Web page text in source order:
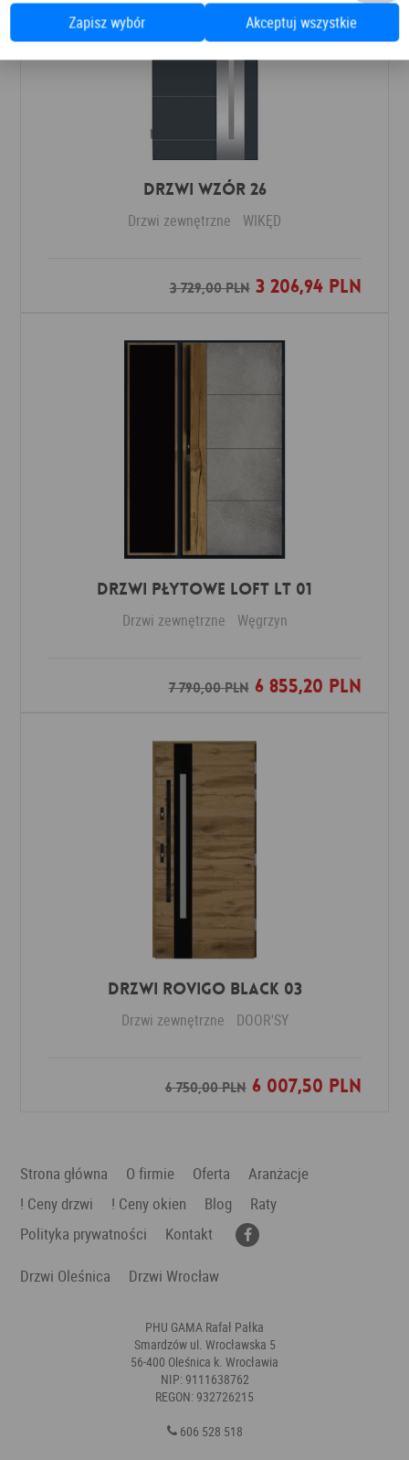
Drzwi Wzór 26
Drzwi zewnętrzne WIKĘD
3 729,00 PLN3 206,94 PLN
Dodaj do ulubionych
DRZWI PŁYTOWE LOFT LT 01
Drzwi zewnętrzne Węgrzyn
7 790,00 PLN6 855,20 PLN
Dodaj do ulubionych
DRZWI ROVIGO BLACK 03
Drzwi zewnętrzne DOOR'SY
6 750,00 PLN6 007,50 PLN
Dodaj do ulubionych
Strona główna O firmie Oferta
Aranżacje
! Ceny drzwi
! Ceny okien Blog
Raty
Polityka prywatności
Kontakt
Drzwi Oleśnica
Drzwi Wrocław
PHU GAMA Rafał Pałka
Smardzów ul. Wrocławska 5
56-400 Oleśnica k. Wrocławia
NIP: 9111638762
REGON: 932726215
606 528 518
Zapisz wybór Akceptuj wszystkie